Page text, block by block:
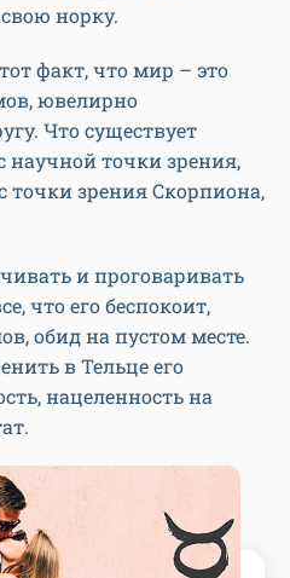
норку.
факт, что мир – это
ювелирно
Что существует
научной точки зрения,
точки зрения Скорпиона,
и проговаривать
что его беспокоит,
обид на пустом месте.
в Тельце его
нацеленность на